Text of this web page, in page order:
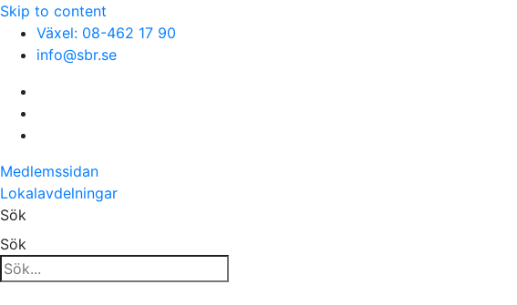
Skip to content
Växel: 08-462 17 90
info@sbr.se
Medlemssidan
Lokalavdelningar
Sök
Sök